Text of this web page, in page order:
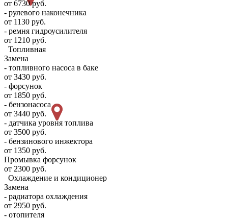
от 6730 руб.
- рулевого наконечника
от 1130 руб.
- ремня гидроусилителя
от 1210 руб.
Топливная
Замена
- топливного насоса в баке
от 3430 руб.
- форсунок
от 1850 руб.
- бензонасоса
от 3440 руб.
- датчика уровня топлива
от 3500 руб.
- бензинового инжектора
от 1350 руб.
Промывка форсунок
от 2300 руб.
Охлаждение и кондиционер
Замена
- радиатора охлаждения
от 2950 руб.
- отопителя